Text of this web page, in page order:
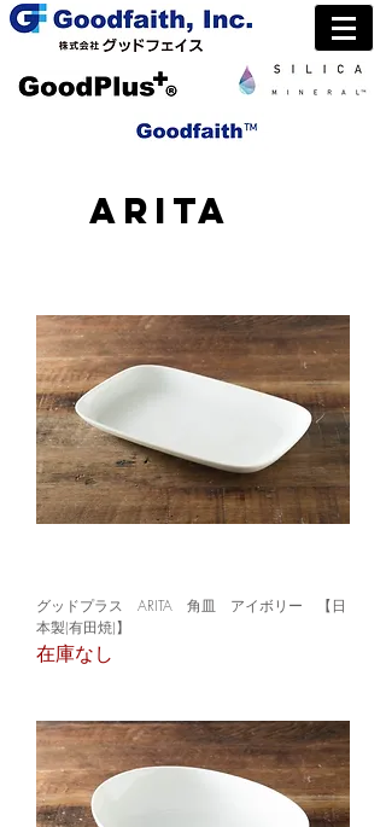
ARITA
グッドプラス ARITA 角皿 アイボリー 【日
本製(有田焼)】
在庫なし